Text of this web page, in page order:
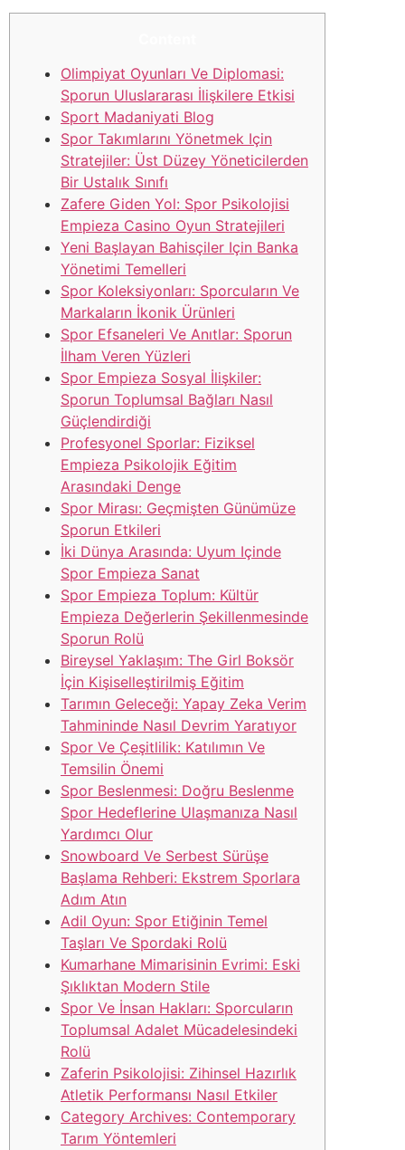
Olimpiyat Oyunları Ve Diplomasi:
Sporun Uluslararası İlişkilere Etkisi
Sport Madaniyati Blog
Spor Takımlarını Yönetmek Için
Stratejiler: Üst Düzey Yöneticilerden
Bir Ustalık Sınıfı
Zafere Giden Yol: Spor Psikolojisi
Empieza Casino Oyun Stratejileri
Yeni Başlayan Bahisçiler Için Banka
Yönetimi Temelleri
Spor Koleksiyonları: Sporcuların Ve
Markaların İkonik Ürünleri
Spor Efsaneleri Ve Anıtlar: Sporun
İlham Veren Yüzleri
Spor Empieza Sosyal İlişkiler:
Sporun Toplumsal Bağları Nasıl
Güçlendirdiği
Profesyonel Sporlar: Fiziksel
Empieza Psikolojik Eğitim
Arasındaki Denge
Spor Mirası: Geçmişten Günümüze
Sporun Etkileri
İki Dünya Arasında: Uyum Içinde
Spor Empieza Sanat
Spor Empieza Toplum: Kültür
Empieza Değerlerin Şekillenmesinde
Sporun Rolü
Bireysel Yaklaşım: The Girl Boksör
İçin Kişiselleştirilmiş Eğitim
Tarımın Geleceği: Yapay Zeka Verim
Tahmininde Nasıl Devrim Yaratıyor
Spor Ve Çeşitlilik: Katılımın Ve
Temsilin Önemi
Spor Beslenmesi: Doğru Beslenme
Spor Hedeflerine Ulaşmanıza Nasıl
Yardımcı Olur
Snowboard Ve Serbest Sürüşe
Başlama Rehberi: Ekstrem Sporlara
Adım Atın
Adil Oyun: Spor Etiğinin Temel
Taşları Ve Spordaki Rolü
Kumarhane Mimarisinin Evrimi: Eski
Şıklıktan Modern Stile
Spor Ve İnsan Hakları: Sporcuların
Toplumsal Adalet Mücadelesindeki
Rolü
Zaferin Psikolojisi: Zihinsel Hazırlık
Atletik Performansı Nasıl Etkiler
Category Archives: Contemporary
Tarım Yöntemleri